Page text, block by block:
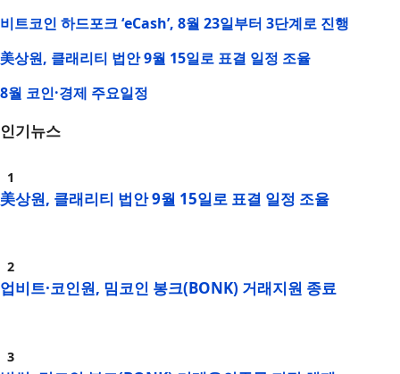
비트코인 하드포크 ‘eCash’, 8월 23일부터 3단계로 진행
美상원, 클래리티 법안 9월 15일로 표결 일정 조율
8월 코인·경제 주요일정
인기뉴스
美상원, 클래리티 법안 9월 15일로 표결 일정 조율
업비트·코인원, 밈코인 봉크(BONK) 거래지원 종료